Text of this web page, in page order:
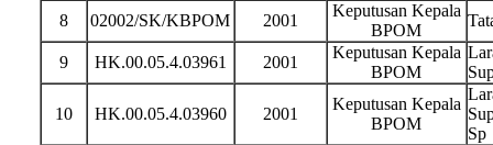
8 02002/SK/KBPOM 2001
Keputusan Kepala
BPOM
9 HK.00.05.4.03961 2001
Keputusan Kepala
BPOM
10 HK.00.05.4.03960 2001
Keputusan Kepala
BPOM
Sp